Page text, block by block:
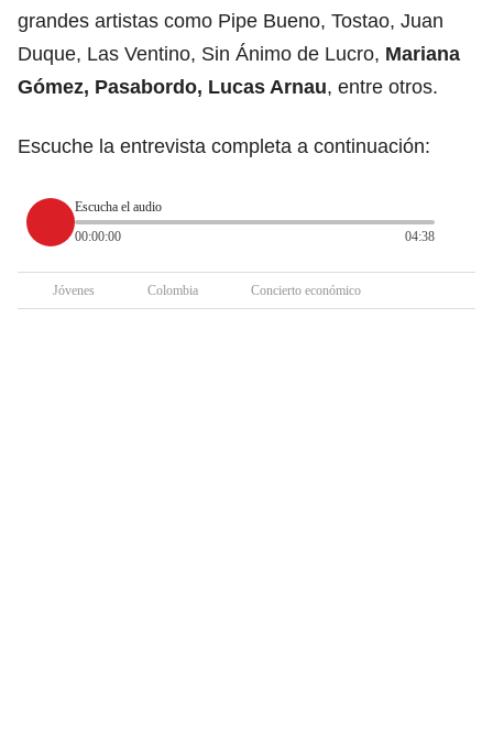
grandes artistas como Pipe Bueno, Tostao, Juan
Duque, Las Ventino, Sin Ánimo de Lucro, Mariana
Gómez, Pasabordo, Lucas Arnau, entre otros.
Escuche la entrevista completa a continuación:
Escucha el audio
00:00:00
04:38
Jóvenes Colombia Concierto económico